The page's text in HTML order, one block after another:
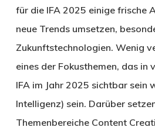
für die IFA 2025 einige frische
neue Trends umsetzen,
Zukunftstechnologien. Wenig
eines der Fokusthemen, das in
IFA im Jahr 2025 sichtbar sein
Intelligenz) sein. Darüber
Themenbereiche Content